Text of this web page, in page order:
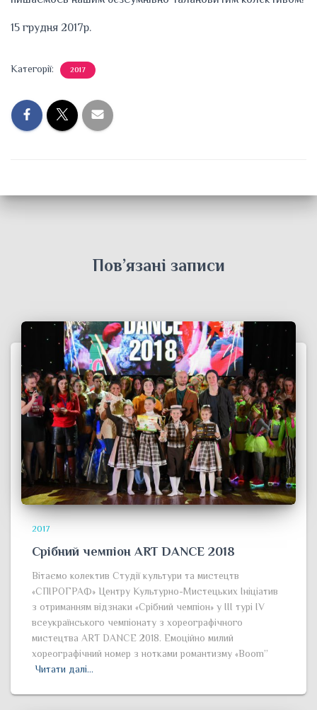
15 грудня 2017р.
Категорії: 2017
Пов’язані записи
2017
Срібний чемпіон ART DANCE 2018
Вітаємо колектив Студії культури та мистецтв
«СПІРОГРАФ» Центру Культурно-Мистецьких Ініціатив
з отриманням відзнаки «Срібний чемпіон» у ІІІ турі IV
всеукраїнського чемпіонату з хореографічного
мистецтва ART DANCE 2018. Емоційно милий
хореографічний номер з нотками романтизму «Boom”
Читати далі…